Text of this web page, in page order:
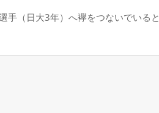
手（日大3年）へ襷をつないでいると